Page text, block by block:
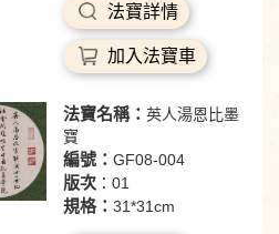
法寶詳情
加入法寶車
法寶名稱： 英人湯恩比墨
寶
編號： GF08-004
版次：01
規格： 31*31cm